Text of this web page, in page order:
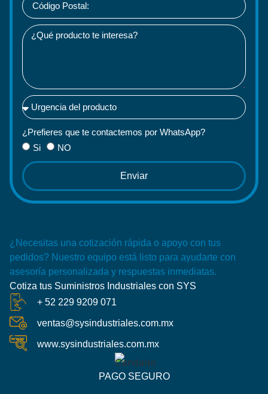
¿Necesitas una cotización rápida o apoyo con tus
pedidos? Nuestro equipo está listo para ayudarte con
asesoría personalizada y respuestas inmediatas.
Cotiza tus Suministros Industriales con SYS
+ 52 229 9209 071
ventas@sysindustriales.com.mx
www.sysindustriales.com.mx
PAGO SEGURO
¿Prefieres que te contactemos por WhatsApp?
Si
NO
Enviar